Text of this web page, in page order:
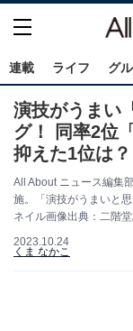
連載 ライフ グ
演技がうまい
グ！ 同率2位
抑えた1位は？
All About ニュース編集
施。「演技がうまいと
ネイル画像出典：二階
2023.10.24
くま なかこ